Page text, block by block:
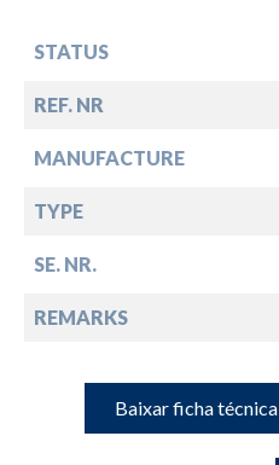
STATUS
REF. NR
MANUFACTURE
TYPE
SE. NR.
REMARKS
Baixar ficha técnica